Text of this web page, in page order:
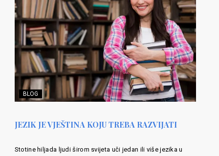
BLOG
JEZIK JE VJEŠTINA KOJU TREBA RAZVIJATI
Stotine hiljada ljudi širom svijeta uči jedan ili više jezika u